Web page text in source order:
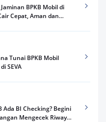
BPKB Mobil di
Cepat, Aman dan
Tunai BPKB Mobil
SEVA
Ada BI Checking? Begini
Mengecek Riwayat